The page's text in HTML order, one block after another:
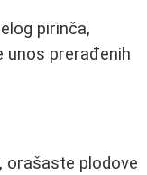
pirinča,
unos prerađenih
orašaste plodove